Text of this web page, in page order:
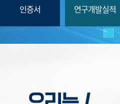
인증서 연구개발실적